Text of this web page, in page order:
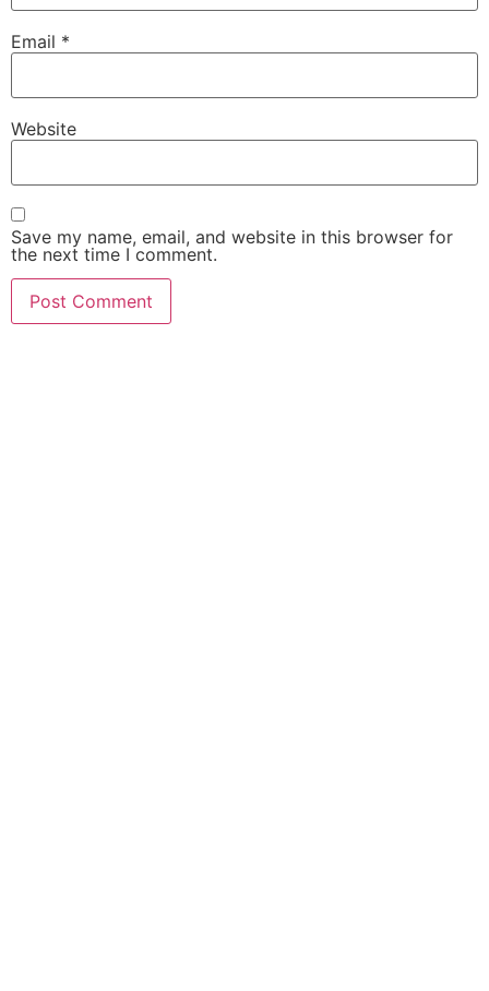
Email *
Website
Save my name, email, and website in this browser for
the next time I comment.